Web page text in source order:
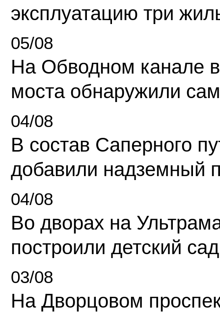
эксплуатацию три
05/08
На Обводном канале
моста обнаружили
04/08
В состав Саперного
добавили надземный
04/08
Во дворах на
построили детский сад
03/08
На Дворцовом